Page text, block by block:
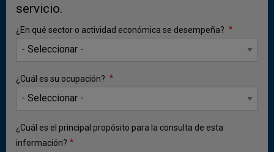
servicio.
¿En qué sector o actividad económica se desempeña?
¿Cuál es su ocupación?
¿Cuál es el principal propósito para la consulta de esta
información?